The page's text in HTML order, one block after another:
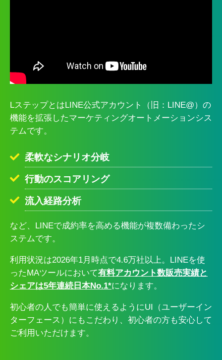
LステップとはLINE公式アカウント（旧：LINE@）の
機能を拡張したマーケティングオートメーションシス
テムです。
柔軟なシナリオ分岐
行動のスコアリング
流入経路分析
など、LINEで成約率を高める機能が複数備わったシ
ステムです。
利用状況は2026年1月時点で4.6万社以上。LINEを使
ったMAツールにおいて有料アカウント数販売実績と
シェアは5年連続日本No.1*になります。
初心者の人でも簡単に使えるようにUI（ユーザーイン
ターフェース）にもこだわり、初心者の方も安心して
ご利用いただけます。